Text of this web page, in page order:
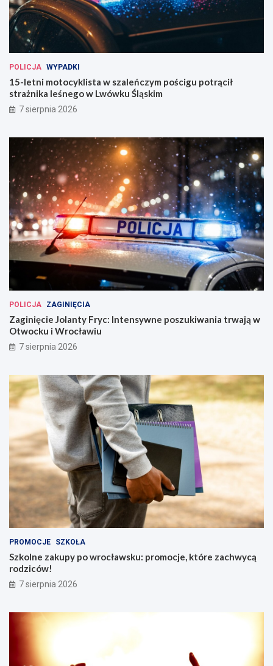
POLICJA WYPADKI
15-letni motocyklista w szaleńczym pościgu potrącił
strażnika leśnego w Lwówku Śląskim
7 sierpnia 2026
POLICJA ZAGINIĘCIA
Zaginięcie Jolanty Fryc: Intensywne poszukiwania trwają w
Otwocku i Wrocławiu
7 sierpnia 2026
PROMOCJE SZKOŁA
Szkolne zakupy po wrocławsku: promocje, które zachwycą
rodziców!
7 sierpnia 2026